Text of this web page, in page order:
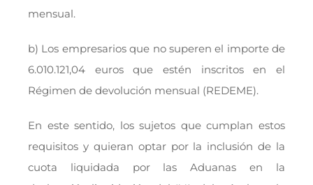
mensual.
b) Los empresarios que no superen el importe de
6.010.121,04 euros que estén inscritos en el
Régimen de devolución mensual (REDEME).
En este sentido, los sujetos que cumplan estos
requisitos y quieran optar por la inclusión de la
cuota liquidada por las Aduanas en la